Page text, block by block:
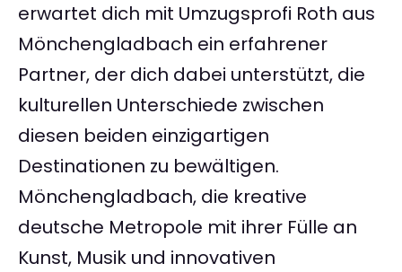
erwartet dich mit Umzugsprofi Roth aus
Mönchengladbach ein erfahrener
Partner, der dich dabei unterstützt, die
kulturellen Unterschiede zwischen
diesen beiden einzigartigen
Destinationen zu bewältigen.
Mönchengladbach, die kreative
deutsche Metropole mit ihrer Fülle an
Kunst, Musik und innovativen